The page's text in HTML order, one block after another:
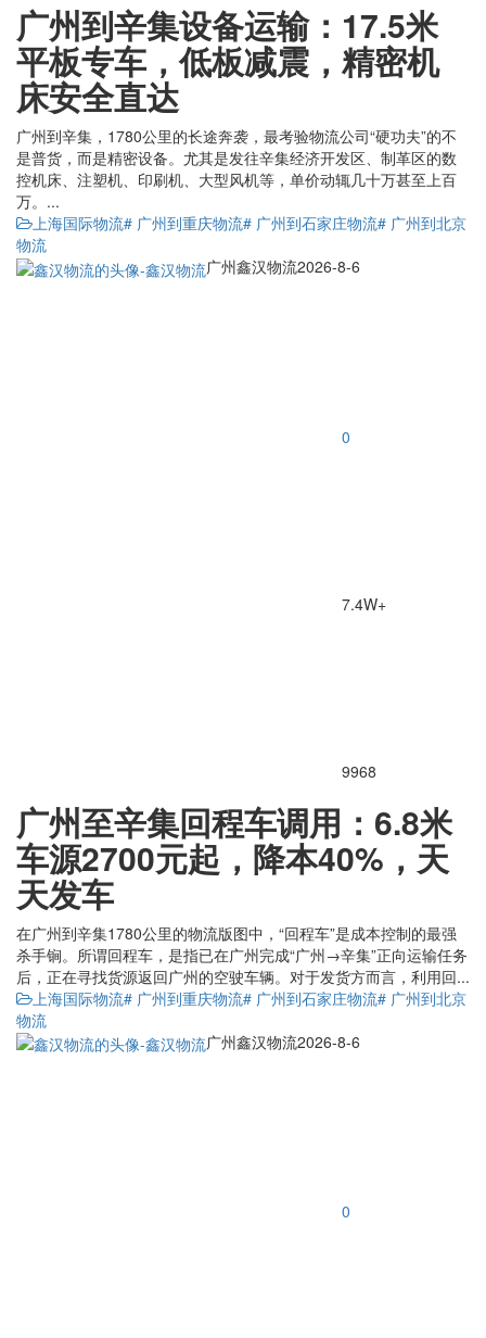
广州到辛集设备运输：17.5米
平板专车，低板减震，精密机
床安全直达
广州到辛集，1780公里的长途奔袭，最考验物流公司“硬功夫”的不
是普货，而是精密设备。尤其是发往辛集经济开发区、制革区的数
控机床、注塑机、印刷机、大型风机等，单价动辄几十万甚至上百
万。...
上海国际物流# 广州到重庆物流# 广州到石家庄物流# 广州到北京
物流
广州鑫汉物流2026-8-6
0
7.4W+
9968
广州至辛集回程车调用：6.8米
车源2700元起，降本40%，天
天发车
在广州到辛集1780公里的物流版图中，“回程车”是成本控制的最强
杀手锏。所谓回程车，是指已在广州完成“广州→辛集”正向运输任务
后，正在寻找货源返回广州的空驶车辆。对于发货方而言，利用回...
上海国际物流# 广州到重庆物流# 广州到石家庄物流# 广州到北京
物流
广州鑫汉物流2026-8-6
0